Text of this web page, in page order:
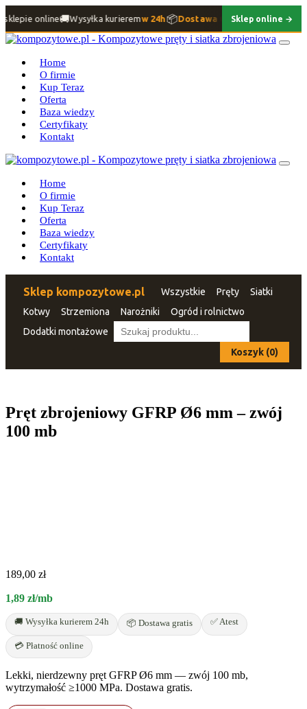
online🚚 Wysyłka kurieremw 24h📦Dostawa GRATISw całej Polsce
Sklep online →
Home
O firmie
Kup Teraz
Oferta
Baza wiedzy
Certyfikaty
Kontakt
Home
O firmie
Kup Teraz
Oferta
Baza wiedzy
Certyfikaty
Kontakt
Sklep kompozytowe.pl Wszystkie Pręty
Siatki
Kotwy
Strzemiona Narożniki
Ogród i rolnictwo
Dodatki montażowe
Koszyk (0)
Pręt zbrojeniowy GFRP Ø6 mm – zwój
100 mb
189,00 zł
1,89 zł/mb
🚚 Wysyłka kurierem 24h 📦 Dostawa gratis ✅ Atest
💳 Płatność online
Lekki, nierdzewny pręt GFRP Ø6 mm — zwój 100 mb,
wytrzymałość ≥1000 MPa. Dostawa gratis.